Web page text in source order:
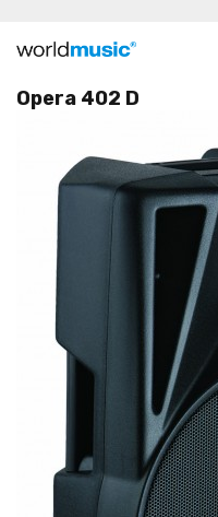
Opera 402 D